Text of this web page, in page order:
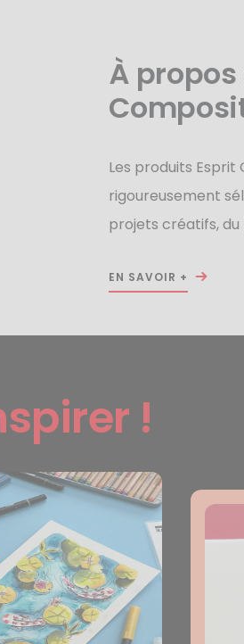
À
Les produits
rigoureusement
projets créatifs, du
EN SAVOIR +
!